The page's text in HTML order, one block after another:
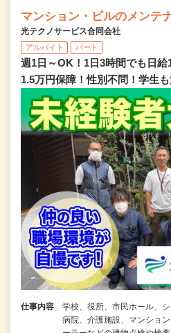
マンション・ビルのメンテ
光テクノサービス合同会社
アルバイト パート
週1日～OK！1日3時間でも日
1.5万円保障！性別不問！学生も
仕事内容
学校、役所、市民ホール、
病院、介護施設、マンショ